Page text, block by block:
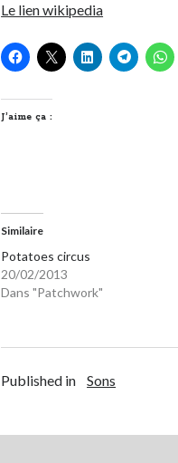
Le lien wikipedia
J’aime ça :
Similaire
Potatoes circus
20/02/2013
Dans "Patchwork"
Published in Sons